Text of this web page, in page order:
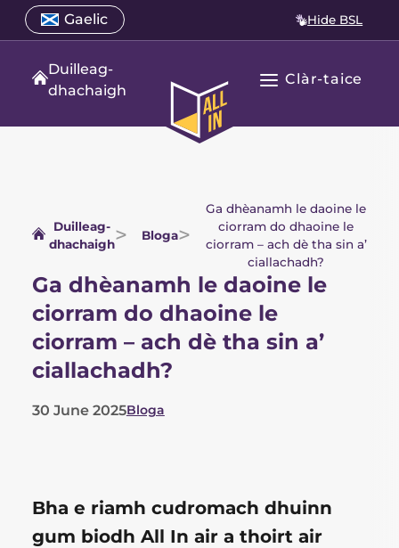
adhart
susbaint
Select
a
language
Gaelic
Open
language
Hide BSL
Duilleag-
dhachaigh
All
duilleag-
Fosgail
Clàr-taice
Duilleag-
dhachaigh
Bloga
Ga dhèanamh le daoine le
ciorram do dhaoine le
ciorram – ach dè tha sin a’
ciallachadh?
Ga dhèanamh le daoine le
ciorram do dhaoine le
ciorram – ach dè tha sin a’
ciallachadh?
30 June 2025
List
for
Bloga
Bha e riamh cudromach dhuinn
gum biodh All In air a thoirt air